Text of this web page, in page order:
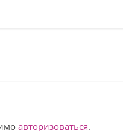
авторизоваться.